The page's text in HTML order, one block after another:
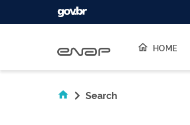
HOME
Search